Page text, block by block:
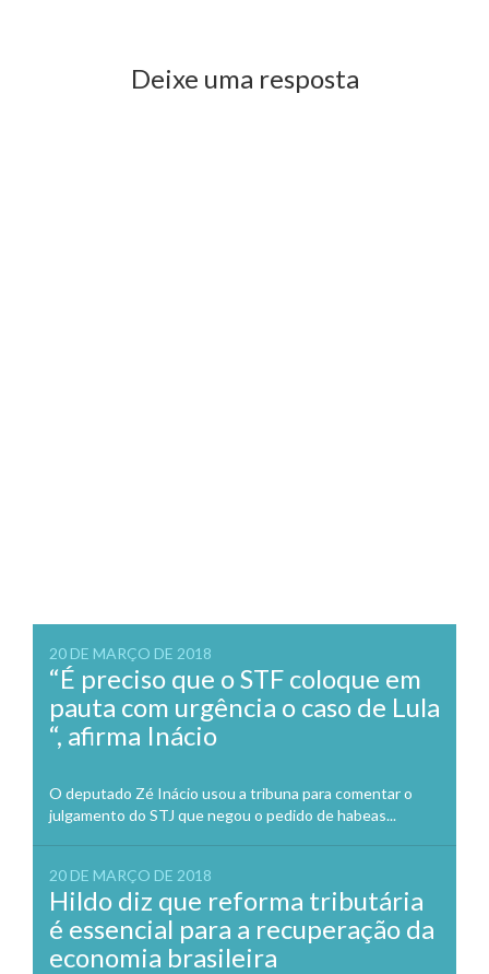
Deixe uma resposta
20 DE MARÇO DE 2018
“É preciso que o STF coloque em
pauta com urgência o caso de Lula
“, afirma Inácio
O deputado Zé Inácio usou a tribuna para comentar o
julgamento do STJ que negou o pedido de habeas...
20 DE MARÇO DE 2018
Hildo diz que reforma tributária
é essencial para a recuperação da
economia brasileira